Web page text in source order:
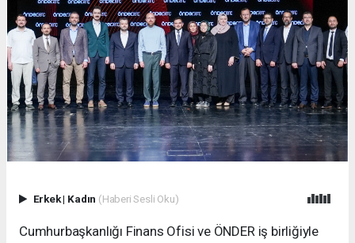
Erkek| Kadın (Haberi Sesli Oku)
Cumhurbaşkanlığı Finans Ofisi ve ÖNDER iş birliğiyle